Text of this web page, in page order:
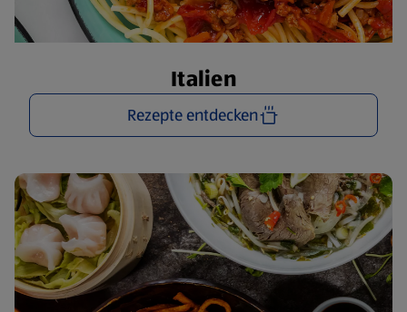
Italien
Rezepte entdecken